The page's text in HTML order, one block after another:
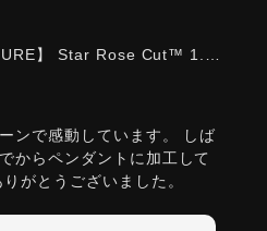
ンで感動しています。 しば
からペンダントに加工して
がとうございました。